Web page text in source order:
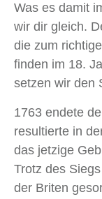
Was es damit
wir dir gleich.
die zum
finden im 18.
setzen wir den
1763 endete
resultierte in
das jetzige
Trotz des
der Briten